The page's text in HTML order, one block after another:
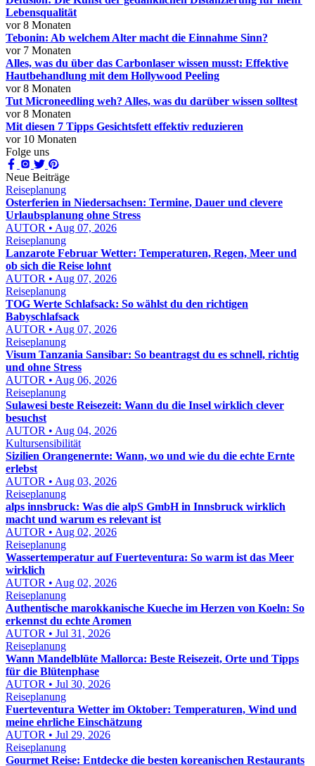
Lebensqualität
vor 8 Monaten
Tebonin: Ab welchem Alter macht die Einnahme Sinn?
vor 7 Monaten
Alles, was du über das Carbonlaser wissen musst: Effektive
Hautbehandlung mit dem Hollywood Peeling
vor 8 Monaten
Tut Microneedling weh? Alles, was du darüber wissen solltest
vor 8 Monaten
Mit diesen 7 Tipps Gesichtsfett effektiv reduzieren
vor 10 Monaten
Folge uns
Neue Beiträge
Reiseplanung
Osterferien in Niedersachsen: Termine, Dauer und clevere
Urlaubsplanung ohne Stress
AUTOR • Aug 07, 2026
Reiseplanung
Lanzarote Februar Wetter: Temperaturen, Regen, Meer und
ob sich die Reise lohnt
AUTOR • Aug 07, 2026
Reiseplanung
TOG Werte Schlafsack: So wählst du den richtigen
Babyschlafsack
AUTOR • Aug 07, 2026
Reiseplanung
Visum Tanzania Sansibar: So beantragst du es schnell, richtig
und ohne Stress
AUTOR • Aug 06, 2026
Reiseplanung
Sulawesi beste Reisezeit: Wann du die Insel wirklich clever
besuchst
AUTOR • Aug 04, 2026
Kultursensibilität
Sizilien Orangenernte: Wann, wo und wie du die echte Ernte
erlebst
AUTOR • Aug 03, 2026
Reiseplanung
alps innsbruck: Was die alpS GmbH in Innsbruck wirklich
macht und warum es relevant ist
AUTOR • Aug 02, 2026
Reiseplanung
Wassertemperatur auf Fuerteventura: So warm ist das Meer
wirklich
AUTOR • Aug 02, 2026
Reiseplanung
Authentische marokkanische Kueche im Herzen von Koeln: So
erkennst du echte Aromen
AUTOR • Jul 31, 2026
Reiseplanung
Wann Mandelblüte Mallorca: Beste Reisezeit, Orte und Tipps
für die Blütenphase
AUTOR • Jul 30, 2026
Reiseplanung
Fuerteventura Wetter im Oktober: Temperaturen, Wind und
meine ehrliche Einschätzung
AUTOR • Jul 29, 2026
Reiseplanung
Gourmet Reise: Entdecke die besten koreanischen Restaurants